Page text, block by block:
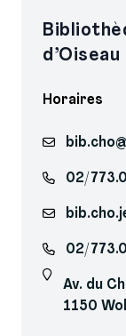
d’Oiseau
Horaires
02/
02/
Av. du
1150